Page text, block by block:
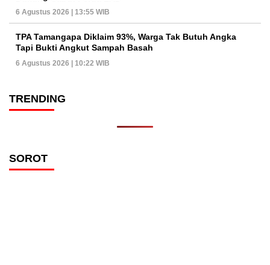
6 Agustus 2026 | 13:55 WIB
TPA Tamangapa Diklaim 93%, Warga Tak Butuh Angka
Tapi Bukti Angkut Sampah Basah
6 Agustus 2026 | 10:22 WIB
TRENDING
SOROT